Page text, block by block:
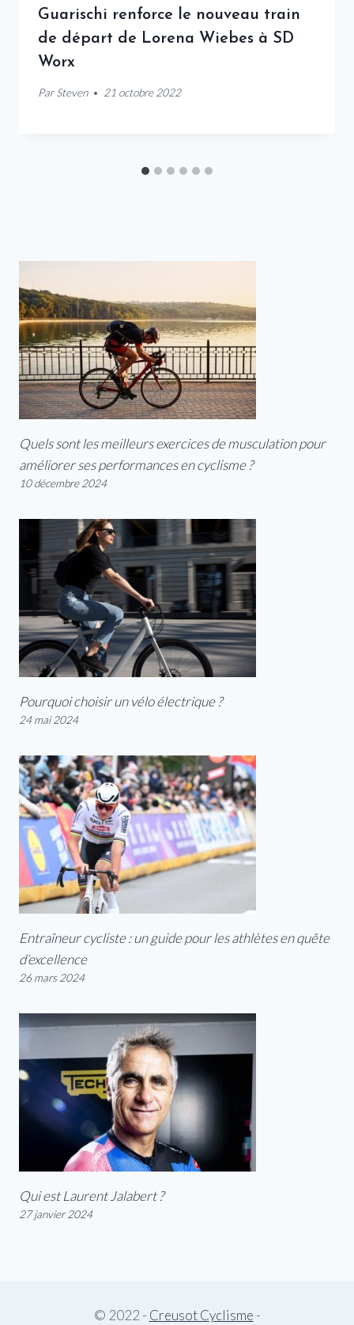
Guarischi renforce le nouveau train
de départ de Lorena Wiebes à SD
Worx
Par Steven 21 octobre 2022
Quels sont les meilleurs exercices de musculation pour
améliorer ses performances en cyclisme ?
10 décembre 2024
Pourquoi choisir un vélo électrique ?
24 mai 2024
Entraîneur cycliste : un guide pour les athlètes en quête
d’excellence
26 mars 2024
Qui est Laurent Jalabert ?
27 janvier 2024
© 2022 - Creusot Cyclisme -